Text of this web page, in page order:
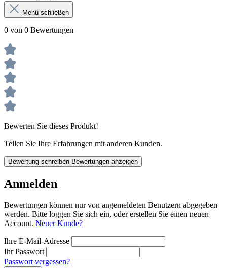
Menü schließen
0 von 0 Bewertungen
Bewerten Sie dieses Produkt!
Teilen Sie Ihre Erfahrungen mit anderen Kunden.
Bewertung schreiben Bewertungen anzeigen
Anmelden
Bewertungen können nur von angemeldeten Benutzern abgegeben
werden. Bitte loggen Sie sich ein, oder erstellen Sie einen neuen
Account. Neuer Kunde?
Ihre E-Mail-Adresse
Ihr Passwort
Passwort vergessen?